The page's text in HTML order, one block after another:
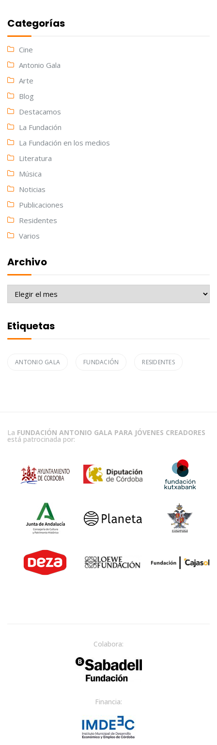
Categorías
Cine
Antonio Gala
Arte
Blog
Destacamos
La Fundación
La Fundación en los medios
Literatura
Música
Noticias
Publicaciones
Residentes
Varios
Archivo
Archivo
Etiquetas
ANTONIO GALA FUNDACIÓN RESIDENTES
La FUNDACIÓN ANTONIO GALA PARA JÓVENES CREADORES
está patrocinada por:
Colabora:
Financia: